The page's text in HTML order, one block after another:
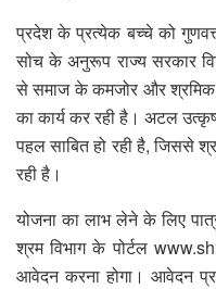
प्रदेश के प्रत्येक बच्चे को
सोच के अनुरूप राज्य सरकार
से समाज के कमजोर और श्रमिक
का कार्य कर रही है। अटल
पहल साबित हो रही है, जिससे
रही है।
योजना का लाभ लेने के लिए
श्रम विभाग के पोर्टल
आवेदन करना होगा। आवेदन